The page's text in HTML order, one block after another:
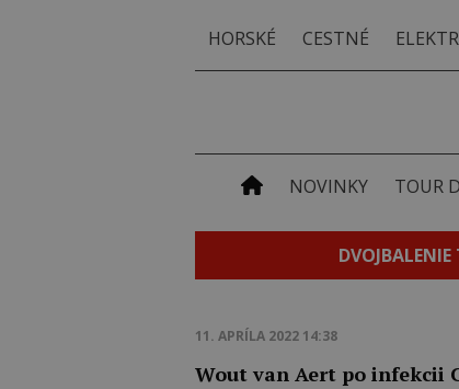
HORSKÉ CESTNÉ
NOVINKY TOUR
11. APRÍLA 2022 14:38
Wout van Aert po infekcii